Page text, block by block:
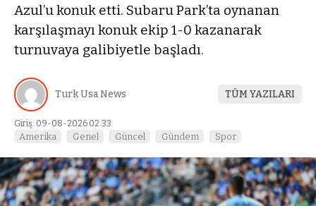
Azul’u konuk etti. Subaru Park’ta oynanan
karşılaşmayı konuk ekip 1-0 kazanarak
turnuvaya galibiyetle başladı.
Turk Usa News TÜM YAZILARI
Giriş: 09-08-2026 02:33
Amerika Genel Güncel Gündem Spor